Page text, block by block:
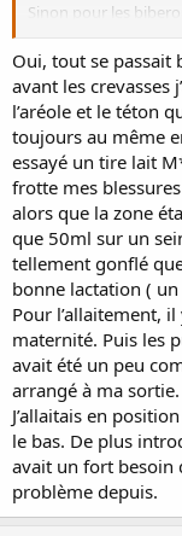
Sinon pour les
tu veux absolument
moyens pour donner
du tout en pensant
faux. Il y a la cuillère,
Oui, tout se passait
avant les crevasses
l’aréole et le téton
toujours au même
essayé un tire lait
frotte mes
alors que la zone
que 50ml sur un
tellement gonflé
bonne lactation (
Pour l’allaitement,
maternité. Puis les
avait été un peu
arrangé à ma sortie.
J’allaitais en
le bas. De plus
avait un fort besoin
problème depuis.